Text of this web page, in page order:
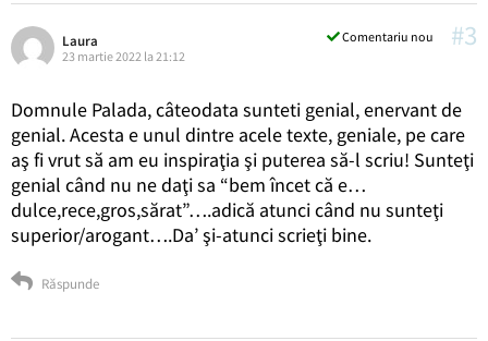
#3
Comentariu nou
Laura
23 martie 2022 la 21:12
Domnule Palada, câteodata sunteti genial, enervant de
genial. Acesta e unul dintre acele texte, geniale, pe care
aş fi vrut să am eu inspiraţia şi puterea să-l scriu! Sunteţi
genial când nu ne daţi sa “bem încet că e…
dulce,rece,gros,sărat”….adică atunci când nu sunteţi
superior/arogant….Da’ şi-atunci scrieţi bine.
Răspunde